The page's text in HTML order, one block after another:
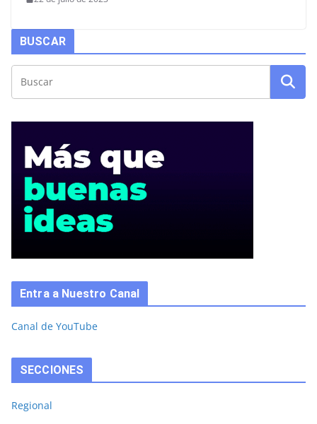
BUSCAR
Entra a Nuestro Canal
Canal de YouTube
SECCIONES
Regional